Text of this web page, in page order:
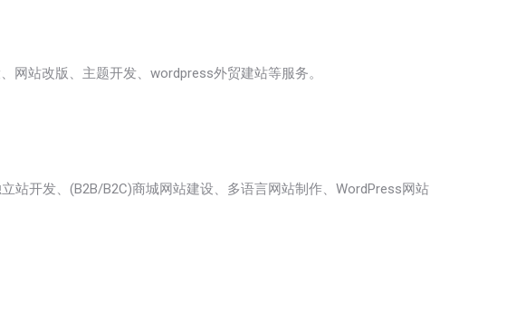
网站改版、主题开发、wordpress外贸建站等服务。
站开发、(B2B/B2C)商城网站建设、多语言网站制作、WordPress网站